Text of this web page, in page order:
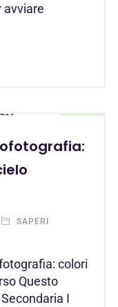
avviare
SAPERI
colori
Questo
I